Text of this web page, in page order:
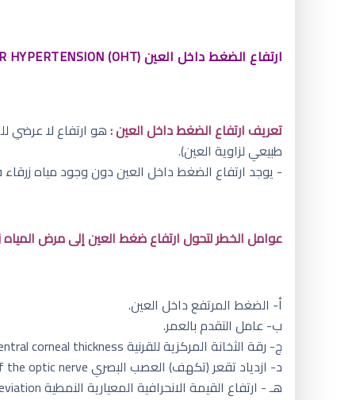
ارتفاع الضغط داخل العين OCULAR HYPERTENSION (OHT)
تعريف ارتفاع الضغط داخل العين :
طبيعي لزاوية العين).
- يوجد ارتفاع الضغط داخل العين دون وجود مياه زرقاء في حوالي ٤ إلى ٧ ٪ من الأفراد
عوامل الخطر لتحول ارتفاع ضغط العين إلى مرض المياه
أ‌- الضغط المرتفع داخل العين.
ب‌- عامل التقدم بالعمر.
ج- رقة الثخانة المركزية للقرنية Central corneal thickness.
د- ازدياد تقعر (تكهف) العصب البصري Cupping of the optic nerve.
هـ - ارتفاع القيمة الانحرافية المعيارية النمطية Pattern Standard Deviation في فحص مجال الإبصار Visual field.